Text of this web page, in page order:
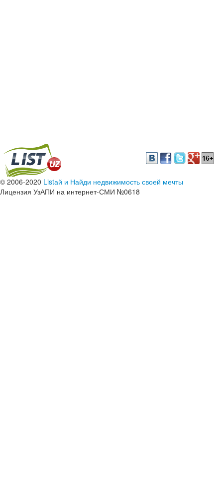
© 2006-2020 Listай и Найди недвижимость своей мечты
Лицензия УзАПИ на интернет-СМИ №0618